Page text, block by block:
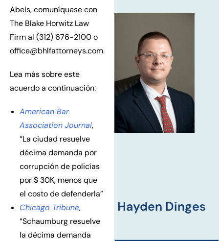
Abels, comuníquese con
The Blake Horwitz Law
Firm al (312) 676-2100 o
office@bhlfattorneys.com.
Lea más sobre este
acuerdo a continuación:
American Bar
Association Journal,
“La ciudad resuelve
décima demanda por
corrupción de policías
por $ 30K, menos que
el costo de defenderla”
Chicago Tribune,
“Schaumburg resuelve
la décima demanda
Hayden Dinges